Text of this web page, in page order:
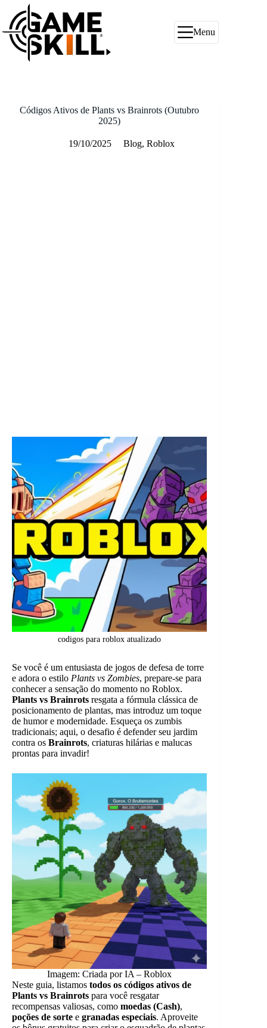
para
conteúdo
Menu
Códigos Ativos de Plants vs Brainrots (Outubro
2025)
19/10/2025 Blog, Roblox
codigos para roblox atualizado
Se você é um entusiasta de jogos de defesa de torre
e adora o estilo Plants vs Zombies, prepare-se para
conhecer a sensação do momento no Roblox.
Plants vs Brainrots resgata a fórmula clássica de
posicionamento de plantas, mas introduz um toque
de humor e modernidade. Esqueça os zumbis
tradicionais; aqui, o desafio é defender seu jardim
contra os Brainrots, criaturas hilárias e malucas
prontas para invadir!
Imagem: Criada por IA – Roblox
Neste guia, listamos todos os códigos ativos de
Plants vs Brainrots para você resgatar
recompensas valiosas, como moedas (Cash),
poções de sorte e granadas especiais. Aproveite